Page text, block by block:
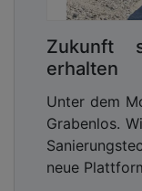
Zukunft
erhalten
Unter dem
Grabenlos.
neue